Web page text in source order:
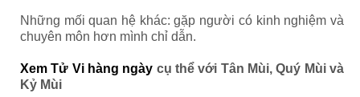
Những mối quan hệ khác: gặp người có kinh nghiệm và
chuyên môn hơn mình chỉ dẫn.
Xem Tử Vi hàng ngày cụ thể với Tân Mùi, Quý Mùi và
Kỷ Mùi